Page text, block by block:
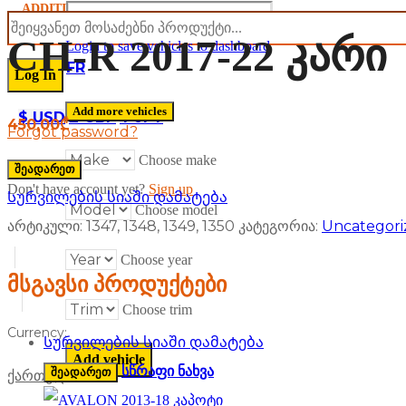
ADDITIONAL
LANGUAGE & CURRENCY
EN DE FR
$ USD £ GBP ¥ JPY
Password
Forgot password?
Don't have account yet? Sign up
Currency:
ქართული
Login to save vehicles to dashboard
Add more vehicles
Choose make
Choose model
Choose year
Choose trim
CH-R 2017-22 კარი
450,00₾
შეადარეთ
Სურვილების სიაში დამატება
არტიკული: 1347, 1348, 1349, 1350 კატეგორია:
მსგავსი პროდუქტები
Სურვილების სიაში დამატება
შეადარეთ სწრაფი ნახვა